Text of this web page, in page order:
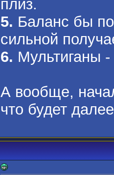
плиз.
5. Баланс бы
сильной
6. Мультиганы
А вообще,
что будет